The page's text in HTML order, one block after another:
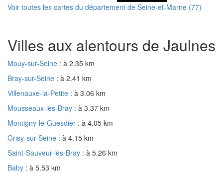
Voir toutes les cartes du département de Seine-et-Marne (77)
Villes aux alentours de Jaulnes
Mouy-sur-Seine : à 2.35 km
Bray-sur-Seine : à 2.41 km
Villenauxe-la-Petite : à 3.06 km
Mousseaux-lès-Bray : à 3.37 km
Montigny-le-Guesdier : à 4.05 km
Grisy-sur-Seine : à 4.15 km
Saint-Sauveur-lès-Bray : à 5.26 km
Baby : à 5.53 km